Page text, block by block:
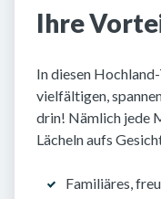
Ihre
In diesen
vielfältigen,
drin! Nämlich jede
Lächeln aufs
Familiäres,